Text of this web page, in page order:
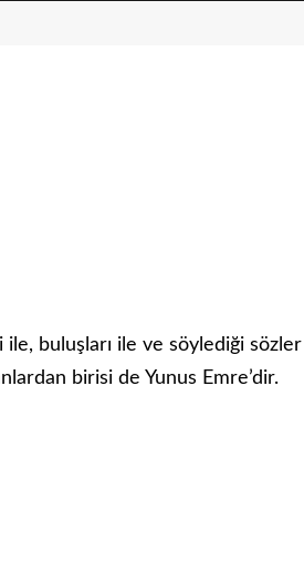
buluşları ile ve söylediği sözler
birisi de Yunus Emre’dir.